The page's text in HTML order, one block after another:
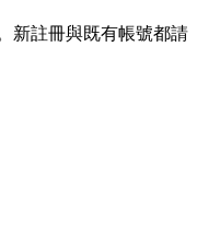
新註冊與既有帳號都請